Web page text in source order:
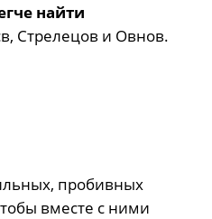
найти
Стрелецов и Овнов.
пробивных
вместе с ними